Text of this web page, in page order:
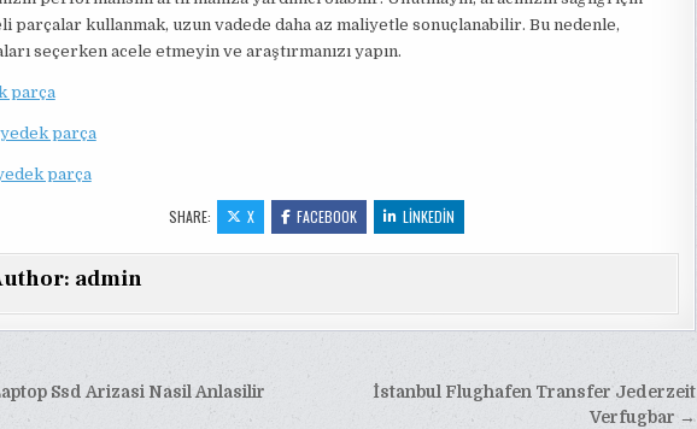
parçalar kullanmak, uzun vadede daha az maliyetle sonuçlanabilir. Bu nedenle,
seçerken acele etmeyin ve araştırmanızı yapın.
parça
parça
parça
SHARE: X FACEBOOK LINKEDIN
admin
İstanbul Flughafen Transfer Jederzeit
Verfugbar →
Ssd Arizasi Nasil Anlasilir